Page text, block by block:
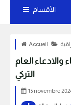
الأقسام
Accueil
العام
التركي
15 novembre